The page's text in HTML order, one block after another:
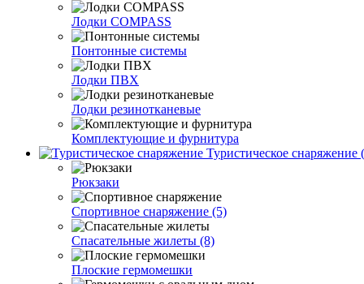
Лодки COMPASS
Понтонные системы
Лодки ПВХ
Лодки резинотканевые
Комплектующие и фурнитура
Туристическое снаряжение
Рюкзаки
Спортивное снаряжение (5)
Спасательные жилеты (8)
Плоские гермомешки